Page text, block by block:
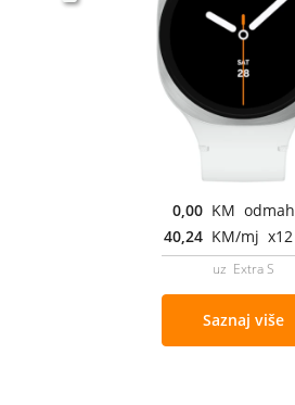
0,00 KM odmah
40,24 KM/mj x12
uz Extra S
Saznaj više